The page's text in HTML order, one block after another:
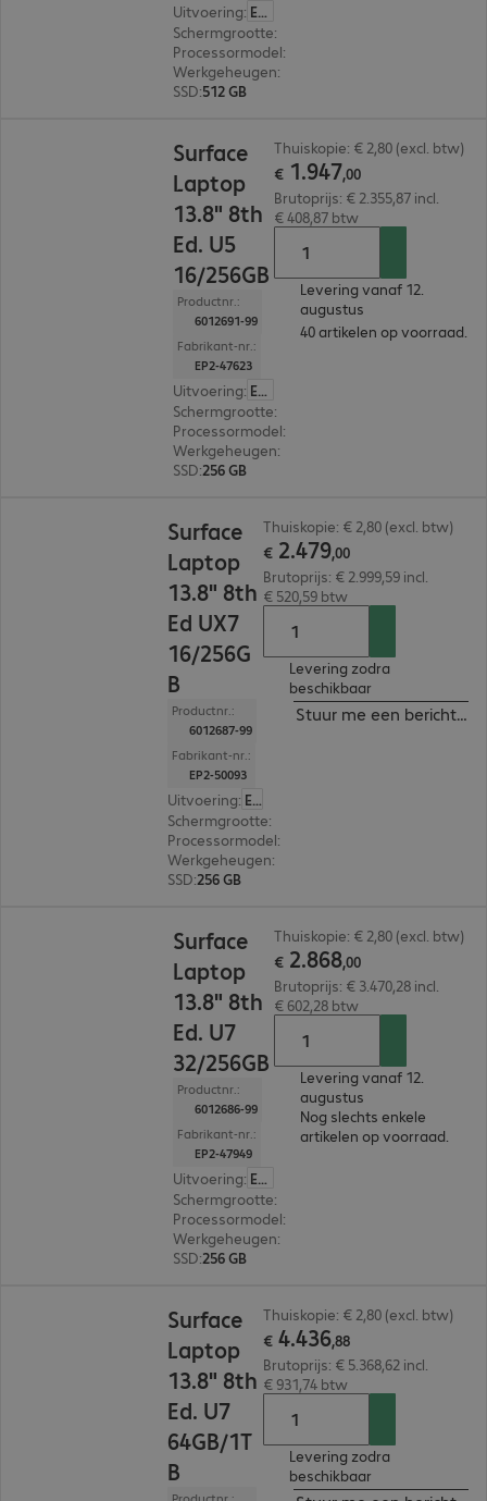
Uitvoering: Europa
Schermgrootte:
Processormodel:
Werkgeheugen:
SSD:512 GB
Surface
Laptop
13.8" 8th
Ed. U5
16/256GB
Productnr.:
6012691-99
Fabrikant-nr.:
EP2-47623
Uitvoering: Europa
Schermgrootte:
Processormodel:
Werkgeheugen:
SSD:256 GB
Thuiskopie: € 2,80 (excl. btw)
€ 1.947,00
Brutoprijs: € 2.355,87 incl.
€ 408,87 btw
Levering vanaf 12.
augustus
40 artikelen op voorraad.
Surface
Laptop
13.8" 8th
Ed UX7
16/256G
B
Productnr.:
6012687-99
Fabrikant-nr.:
EP2-50093
Uitvoering: Europa
Schermgrootte:
Processormodel:
Werkgeheugen:
SSD:256 GB
Thuiskopie: € 2,80 (excl. btw)
€ 2.479,00
Brutoprijs: € 2.999,59 incl.
€ 520,59 btw
Levering zodra
beschikbaar
Stuur me een bericht
Surface
Laptop
13.8" 8th
Ed. U7
32/256GB
Productnr.:
6012686-99
Fabrikant-nr.:
EP2-47949
Uitvoering: Europa
Schermgrootte:
Processormodel:
Werkgeheugen:
SSD:256 GB
Thuiskopie: € 2,80 (excl. btw)
€ 2.868,00
Brutoprijs: € 3.470,28 incl.
€ 602,28 btw
Levering vanaf 12.
augustus
Nog slechts enkele
artikelen op voorraad.
Surface
Laptop
13.8" 8th
Ed. U7
64GB/1T
B
Thuiskopie: € 2,80 (excl. btw)
€ 4.436,88
Brutoprijs: € 5.368,62 incl.
€ 931,74 btw
Levering zodra
beschikbaar